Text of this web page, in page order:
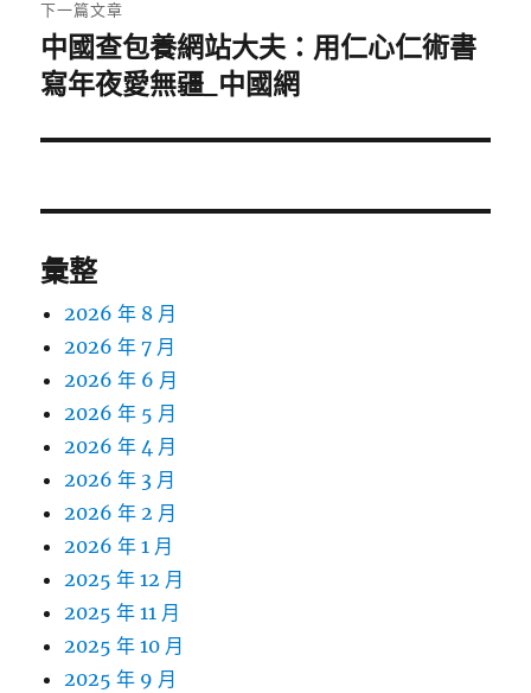
下一篇文章
下
一
文
中國查包養網站大夫：用仁心仁術書
寫年夜愛無疆_中國網
彙整
2026 年 8 月
2026 年 7 月
2026 年 6 月
2026 年 5 月
2026 年 4 月
2026 年 3 月
2026 年 2 月
2026 年 1 月
2025 年 12 月
2025 年 11 月
2025 年 10 月
2025 年 9 月